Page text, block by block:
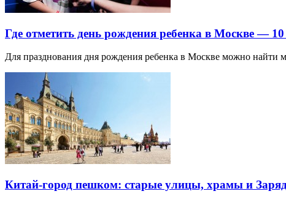
Где отметить день рождения ребенка в Москве —
Для празднования дня рождения ребенка в Москве можно найти
Китай-город пешком: старые улицы, храмы и